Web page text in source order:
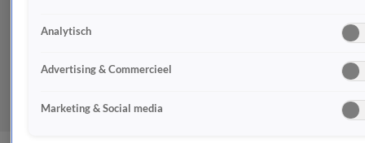
Analytisch
Advertising & Commercieel
Marketing & Social media